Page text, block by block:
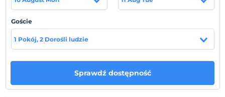
Pokaż na mapie
Zameldować się
Goście
1 Pokój, 2 Dorośli ludzie
Sprawdź dostępność